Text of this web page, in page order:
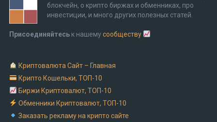
блокчейн, о крипто биржах и обменниках, про
инвестиции, и много других полезных статей.
Присоединяйтесь к нашемусообществу
Криптовалюта Cайт – Главная
Крипто Кошельки, ТОП-10
Биржи Криптовалют, ТОП-10
Обменники Криптовалют, ТОП-10
Заказать рекламу на крипто сайте